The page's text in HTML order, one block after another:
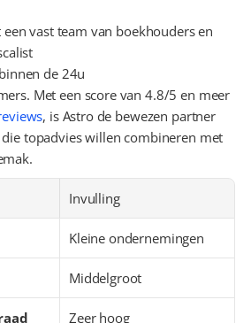
vast team van boekhouders en
de 24u
Met een score van 4.8/5 en meer
, is Astro de bewezen partner
topadvies willen combineren met
Invulling
Kleine ondernemingen
Middelgroot
Zeer hoog